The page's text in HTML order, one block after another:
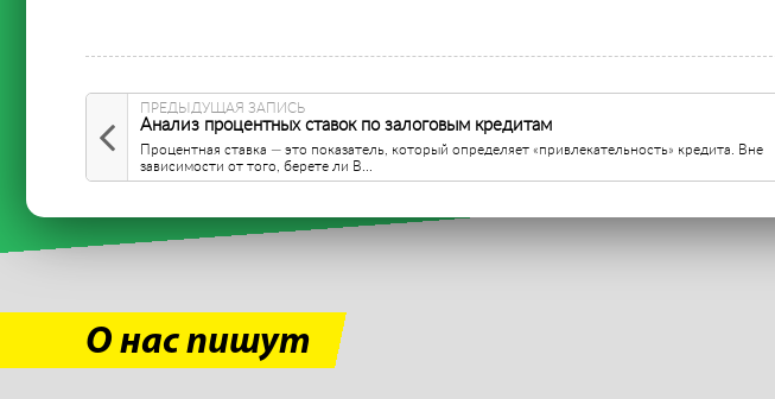
ПРЕДЫДУЩАЯ ЗАПИСЬ
Анализ процентных ставок по залоговым кредитам
Процентная ставка — это показатель, который определяет «привлекательность» кредита. Вне
зависимости от того, берете ли В...
О нас пишут